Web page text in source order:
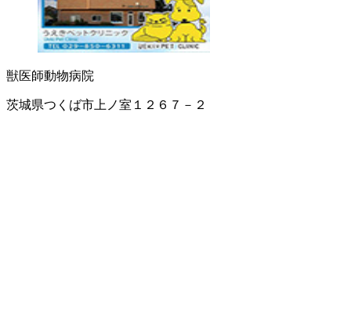
獣医師動物病院
茨城県つくば市上ノ室１２６７－２